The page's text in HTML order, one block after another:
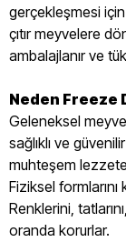
gerçekleşmesi
çıtır meyvelere
ambalajlanır ve
Neden Freeze
Geleneksel
sağlıklı ve
muhteşem
Fiziksel formlarını
Renklerini,
oranda korurlar.